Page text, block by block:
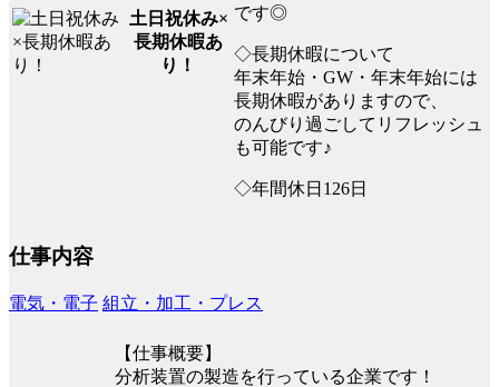
土日祝休み×
長期休暇あ
り！
です◎
◇長期休暇について
年末年始・GW・年末年始には
長期休暇がありますので、
のんびり過ごしてリフレッシュ
も可能です♪
◇年間休日126日
仕事内容
電気・電子 組立・加工・プレス
【仕事概要】
分析装置の製造を行っている企業です！